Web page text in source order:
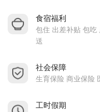
决方案提供商。在日本、
度尼西亚设立研发、制造
在为客户提供稳定可靠的
深度垂直整合，全程质量把
食宿福利
包住 出差补贴 包吃
送
社会保障
生育保险 商业保险
工时假期